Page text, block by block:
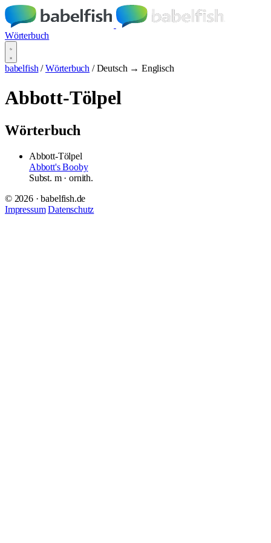
Wörterbuch
babelfish / Wörterbuch / Deutsch → Englisch
Abbott-Tölpel
Wörterbuch
Abbott-Tölpel
Abbott's Booby
Subst. m· ornith.
© 2026 · babelfish.de
Impressum Datenschutz